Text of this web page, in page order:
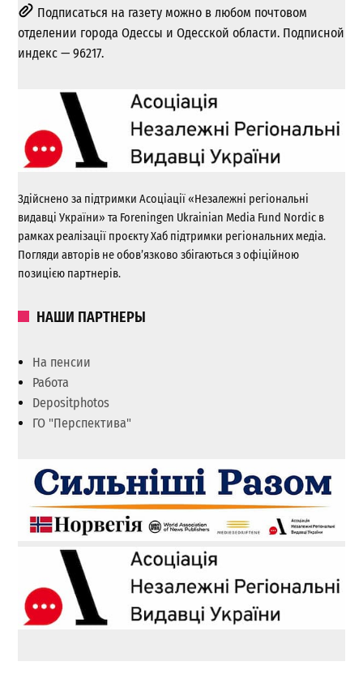
Подписаться на газету можно в любом почтовом
отделении города Одессы и Одесской области. Подписной
индекс — 96217.
Здійснено за підтримки Асоціації «Незалежні регіональні
видавці України» та Foreningen Ukrainian Media Fund Nordic в
рамках реалізації проєкту Хаб підтримки регіональних медіа.
Погляди авторів не обов’язково збігаються з офіційною
позицією партнерів.
НАШИ ПАРТНЕРЫ
На пенсии
Работа
Depositphotos
ГО "Перспектива"